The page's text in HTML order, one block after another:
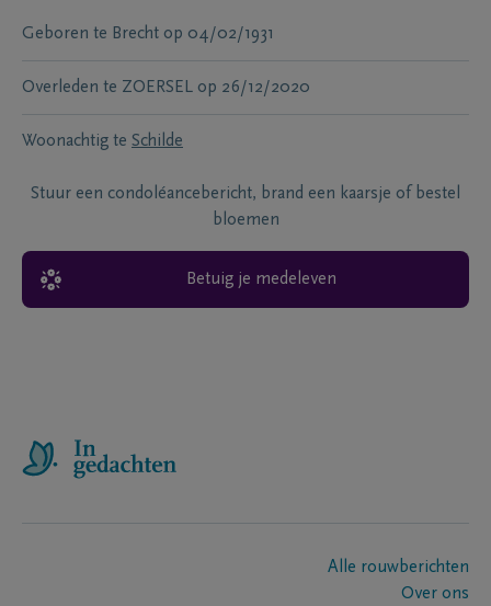
Geboren te Brecht op 04/02/1931
Overleden te ZOERSEL op 26/12/2020
Woonachtig te Schilde
Stuur een condoléancebericht, brand een kaarsje of bestel
bloemen
Betuig je medeleven
Alle rouwberichten
Over ons